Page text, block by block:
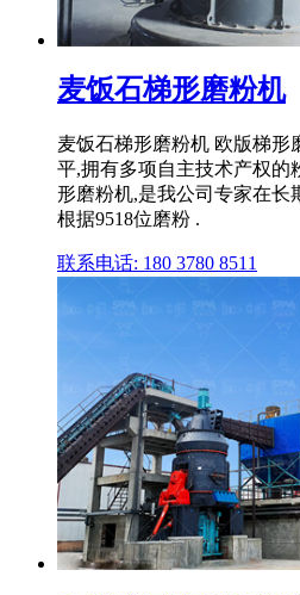
麦饭石梯形磨粉机
麦饭石梯形磨粉机 欧版梯形
平,拥有多项自主技术产权的
形磨粉机,是我公司专家在长
根据9518位磨粉 .
联系电话: 180 3780 8511